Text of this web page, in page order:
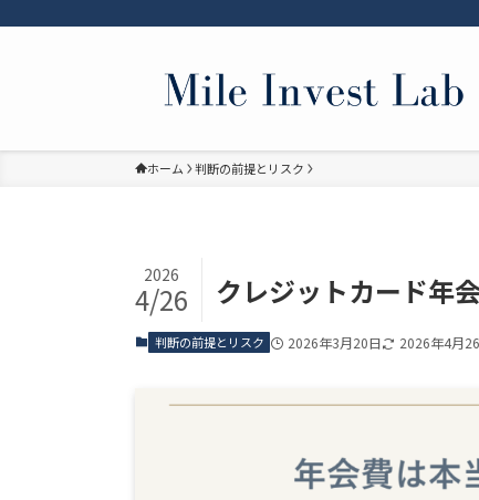
ホーム 判断の前提とリスク
クレジットカード年
2026
4/26
判断の前提とリスク 2026年3月20日 2026年4月